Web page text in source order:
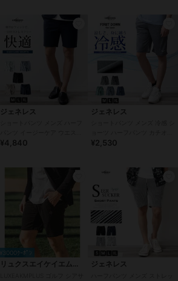
ジェネレス
ゴム 膝上 ショーパン ハーパン
¥4,840
ジェネレス
ストレッチ 吸水速乾 膝丈
¥2,530
¥3000ｸｰﾎﾟﾝ
リュクスエイケイエムプラス ジェネレス